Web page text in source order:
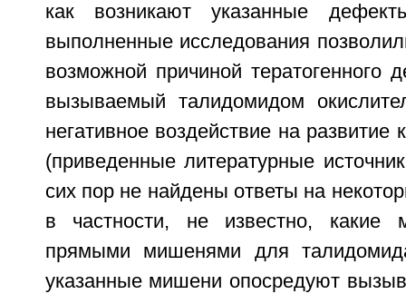
как возникают указанные
выполненные исследования
возможной причиной тератогенного
вызываемый талидомидом
негативное воздействие на развитие
(приведенные литературные
сих пор не найдены ответы на
в частности, не известно, какие
прямыми мишенями для
указанные мишени опосредуют